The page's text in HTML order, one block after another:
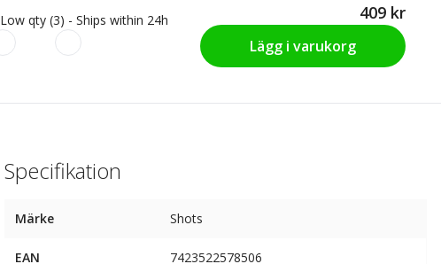
Low qty (3) - Ships within 24h 409 kr
Lägg i varukorg
Specifikation
Märke Shots
EAN 7423522578506